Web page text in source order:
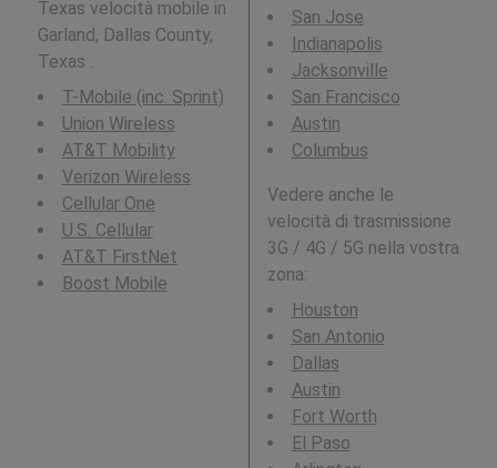
Texas velocità mobile in
Garland, Dallas County,
Texas .
T-Mobile (inc. Sprint)
Union Wireless
AT&T Mobility
Verizon Wireless
Cellular One
U.S. Cellular
AT&T FirstNet
Boost Mobile
San Jose
Indianapolis
Jacksonville
San Francisco
Austin
Columbus
Vedere anche le
velocità di trasmissione
3G / 4G / 5G nella vostra
zona:
Houston
San Antonio
Dallas
Austin
Fort Worth
El Paso